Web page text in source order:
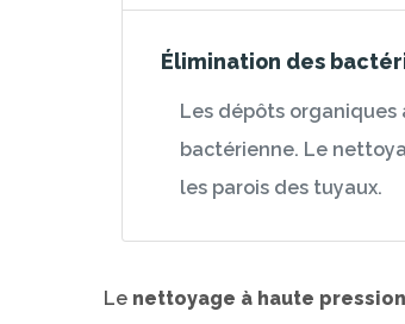
Élimination des
Les dépôts
bactérienne. Le
les parois des tuyaux.
Le nettoyage à haute pression